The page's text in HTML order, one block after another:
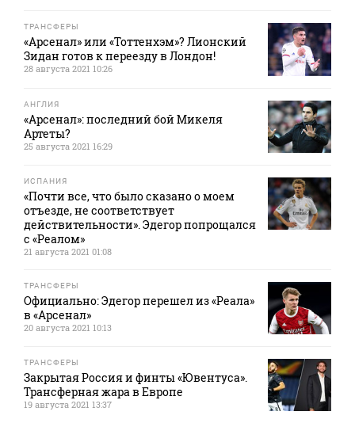
ТРАНСФЕРЫ
«Арсенал» или «Тоттенхэм»? Лионский
Зидан готов к переезду в Лондон!
28 августа 2021 10:26
АНГЛИЯ
«Арсенал»: последний бой Микеля
Артеты?
25 августа 2021 16:29
ИСПАНИЯ
«Почти все, что было сказано о моем
отъезде, не соответствует
действительности». Эдегор попрощался
с «Реалом»
21 августа 2021 01:08
ТРАНСФЕРЫ
Официально: Эдегор перешел из «Реала»
в «Арсенал»
20 августа 2021 10:13
ТРАНСФЕРЫ
Закрытая Россия и финты «Ювентуса».
Трансферная жара в Европе
19 августа 2021 13:37